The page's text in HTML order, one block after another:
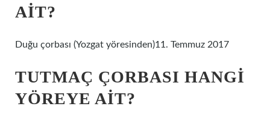
AIT?
Duğu çorbası (Yozgat yöresinden)11. Temmuz 2017
TUTMAÇ ÇORBASI HANGI
YÖREYE AIT?